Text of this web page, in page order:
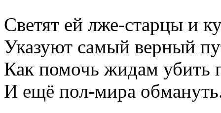
Светят ей лже-старцы и
Указуют самый верный
Как помочь жидам убить
И ещё пол-мира